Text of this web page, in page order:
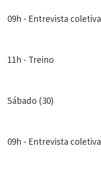
09h - Entrevista coletiva
11h - Treino
Sábado (30)
09h - Entrevista coletiva